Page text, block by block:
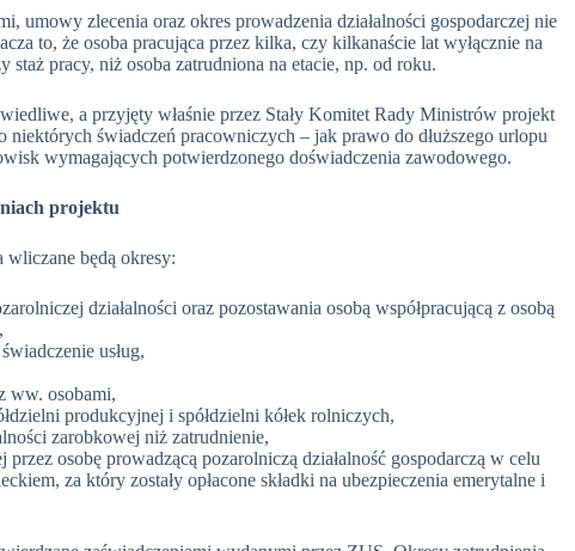
umowy zlecenia oraz okres prowadzenia działalności gospodarczej nie
to, że osoba pracująca przez kilka, czy kilkanaście lat wyłącznie na
pracy, niż osoba zatrudniona na etacie, np. od roku.
a przyjęty właśnie przez Stały Komitet Rady Ministrów projekt
niektórych świadczeń pracowniczych – jak prawo do dłuższego urlopu
wymagających potwierdzonego doświadczenia zawodowego.
projektu
wliczane będą okresy:
działalności oraz pozostawania osobą współpracującą z osobą
usług,
ww. osobami,
produkcyjnej i spółdzielni kółek rolniczych,
zarobkowej niż zatrudnienie,
przez osobę prowadzącą pozarolniczą działalność gospodarczą w celu
za który zostały opłacone składki na ubezpieczenia emerytalne i